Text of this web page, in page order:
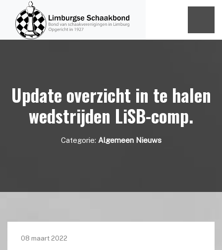
Update overzicht in te halen
wedstrijden LiSB-comp.
Categorie: Algemeen Nieuws
08 maart 2022